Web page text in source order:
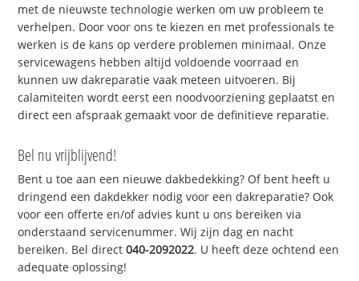
met de nieuwste technologie werken om uw probleem te
verhelpen. Door voor ons te kiezen en met professionals te
werken is de kans op verdere problemen minimaal. Onze
servicewagens hebben altijd voldoende voorraad en
kunnen uw dakreparatie vaak meteen uitvoeren. Bij
calamiteiten wordt eerst een noodvoorziening geplaatst en
direct een afspraak gemaakt voor de definitieve reparatie.
Bel nu vrijblijvend!
Bent u toe aan een nieuwe dakbedekking? Of bent heeft u
dringend een dakdekker nodig voor een dakreparatie? Ook
voor een offerte en/of advies kunt u ons bereiken via
onderstaand servicenummer. Wij zijn dag en nacht
bereiken. Bel direct040-2092022. U heeft deze ochtend een
adequate oplossing!